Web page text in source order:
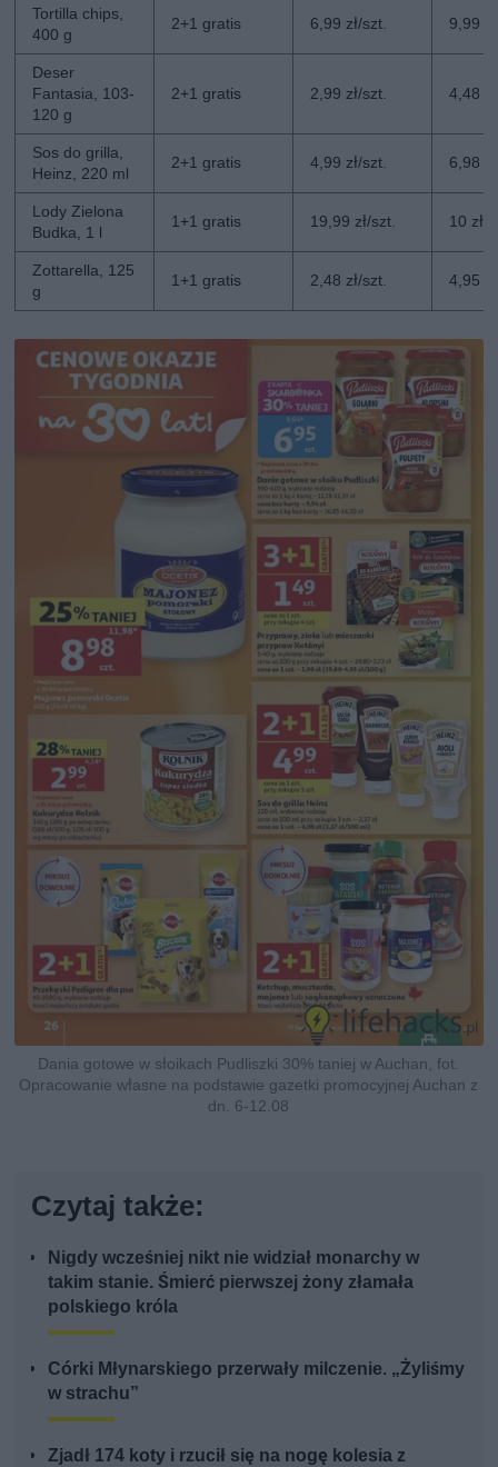
Tortilla chips,
400 g
2+1 gratis 6,99 zł/szt. 9,99
Deser
Fantasia, 103-
120 g
2+1 gratis 2,99 zł/szt. 4,48
Sos do grilla,
Heinz, 220 ml
2+1 gratis 4,99 zł/szt. 6,98
Lody Zielona
Budka, 1 l
1+1 gratis 19,99 zł/szt. 10 zł/
Zottarella, 125
g
1+1 gratis 2,48 zł/szt. 4,95
Dania gotowe w słoikach Pudliszki 30% taniej w Auchan, fot.
Opracowanie własne na podstawie gazetki promocyjnej Auchan z
dn. 6-12.08
Czytaj także:
Nigdy wcześniej nikt nie widział monarchy w
takim stanie. Śmierć pierwszej żony złamała
polskiego króla
Córki Młynarskiego przerwały milczenie. „Żyliśmy
w strachu”
Zjadł 174 koty i rzucił się na nogę kolesia z